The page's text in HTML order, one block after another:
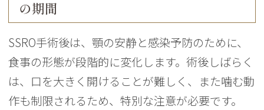
の期間
SSRO手術後は、顎の安静と感染予防のために、
食事の形態が段階的に変化します。術後しばらく
は、口を大きく開けることが難しく、また噛む動
作も制限されるため、特別な注意が必要です。